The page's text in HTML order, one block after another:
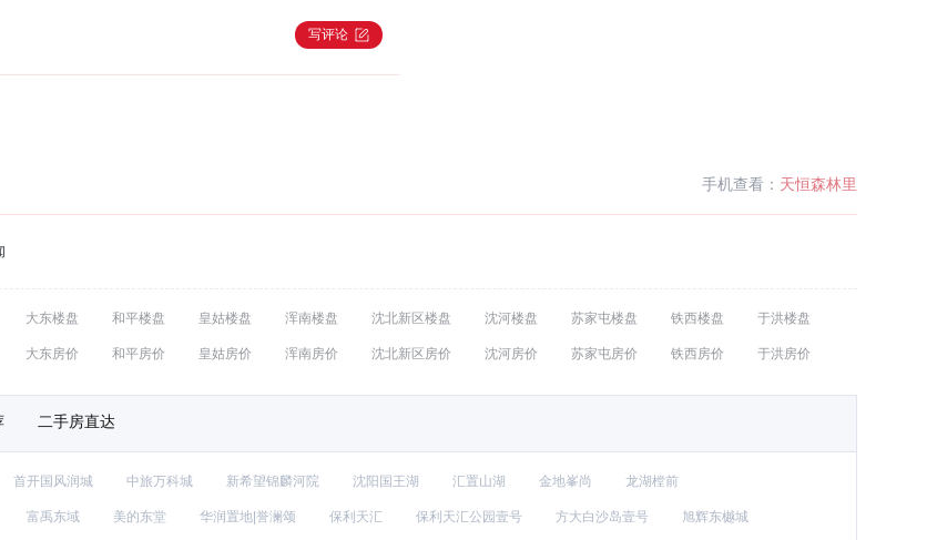
写评论
手机查看： 天恒森林里
大东楼盘 和平楼盘 皇姑楼盘 浑南楼盘 沈北新区楼盘 沈河楼盘 苏家屯楼盘 铁西楼盘 于洪楼盘
大东房价 和平房价 皇姑房价 浑南房价 沈北新区房价 沈河房价 苏家屯房价 铁西房价 于洪房价
二手房直达
首开国风润城 中旅万科城 新希望锦麟河院 沈阳国王湖 汇置山湖 金地峯尚 龙湖樘前
富禹东域 美的东堂 华润置地|誉澜颂 保利天汇 保利天汇公园壹号 方大白沙岛壹号 旭辉东樾城